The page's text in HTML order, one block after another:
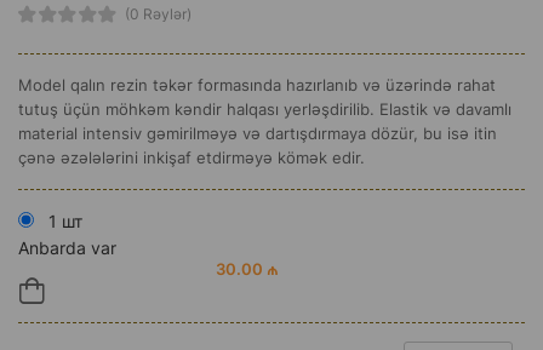
(0 Rəylər)
Model qalın rezin təkər formasında hazırlanıb və üzərində rahat
tutuş üçün möhkəm kəndir halqası yerləşdirilib. Elastik və davamlı
material intensiv gəmirilməyə və dartışdırmaya dözür, bu isə itin
çənə əzələlərini inkişaf etdirməyə kömək edir.
1 шт
Anbarda var
30.00 ₼